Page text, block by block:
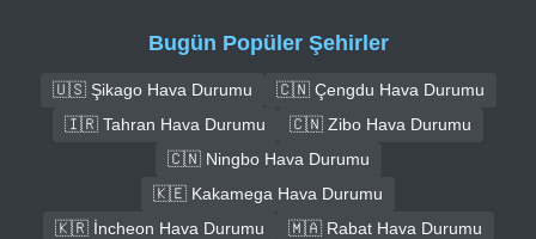
Bugün Popüler Şehirler
🇺🇸 Şikago Hava Durumu
🇨🇳 Çengdu Hava Durumu
🇮🇷 Tahran Hava Durumu
🇨🇳 Zibo Hava Durumu
🇨🇳 Ningbo Hava Durumu
🇰🇪 Kakamega Hava Durumu
🇰🇷 İncheon Hava Durumu
🇲🇦 Rabat Hava Durumu